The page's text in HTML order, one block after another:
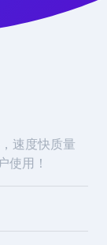
速度快质量
使用！